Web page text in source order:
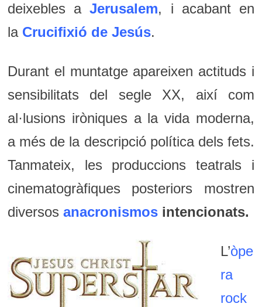
deixebles aJerusalem, i acabant en
la Crucifixió de Jesús.
Durant el muntatge apareixen actituds i
sensibilitats del segle XX, així com
al·lusions iròniques a la vida moderna,
a més de la descripció política dels fets.
Tanmateix, les produccions teatrals i
cinematogràfiques posteriors mostren
diversos anacronismos intencionats.
L’òpe
ra
rock